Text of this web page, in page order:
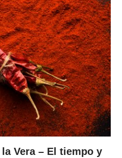
Vera – El tiempo y